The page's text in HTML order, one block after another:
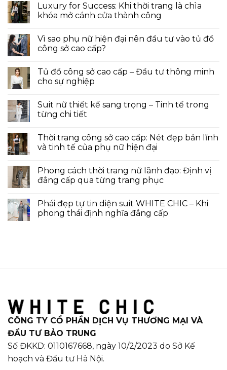
Luxury for Success: Khi thời trang là chìa
khóa mở cánh cửa thành công
Vì sao phụ nữ hiện đại nên đầu tư vào tủ đồ
công sở cao cấp?
Tủ đồ công sở cao cấp – Đầu tư thông minh
cho sự nghiệp
Suit nữ thiết kế sang trọng – Tinh tế trong
từng chi tiết
Thời trang công sở cao cấp: Nét đẹp bản lĩnh
và tinh tế của phụ nữ hiện đại
Phong cách thời trang nữ lãnh đạo: Định vị
đẳng cấp qua từng trang phục
Phái đẹp tự tin diện suit WHITE CHIC – Khi
phong thái định nghĩa đẳng cấp
CÔNG TY CỔ PHẦN DỊCH VỤ THƯƠNG MẠI VÀ
ĐẦU TƯ BẢO TRUNG
Số ĐKKD: 0110167668, ngày 10/2/2023 do Sở Kế
hoạch và Đầu tư Hà Nội.